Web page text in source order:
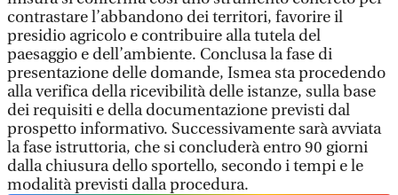
contrastare l’abbandono dei territori, favorire il
presidio agricolo e contribuire alla tutela del
paesaggio e dell’ambiente. Conclusa la fase di
presentazione delle domande, Ismea sta procedendo
alla verifica della ricevibilità delle istanze, sulla base
dei requisiti e della documentazione previsti dal
prospetto informativo. Successivamente sarà avviata
la fase istruttoria, che si concluderà entro 90 giorni
dalla chiusura dello sportello, secondo i tempi e le
modalità previsti dalla procedura.